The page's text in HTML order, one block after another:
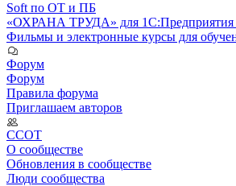
Soft по ОТ и ПБ
«ОХРАНА ТРУДА» для 1С:Предприятия
Фильмы и электронные курсы для
Форум
Форум
Правила форума
Приглашаем авторов
ССОТ
О сообществе
Обновления в сообществе
Люди сообщества